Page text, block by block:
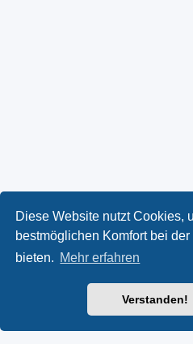
Diese Website nutzt Cookies,
bestmöglichen Komfort bei
bieten. Mehr erfahren
Verstanden!